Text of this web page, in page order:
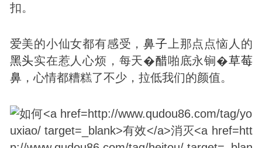
扣。
爱美的小仙女都有感受，鼻子 上那点点恼人的
黑头实在惹人心烦，每天�醋啪底永锏�草莓
鼻，心情都糟糕了不少，拉低我们的颜值。